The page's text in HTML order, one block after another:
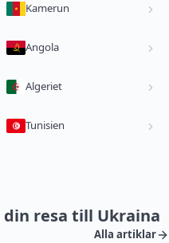
Kamerun
Angola
Algeriet
Tunisien
resa till Ukraina
Alla artiklar